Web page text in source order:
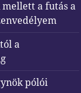
a futás a
a
pólói